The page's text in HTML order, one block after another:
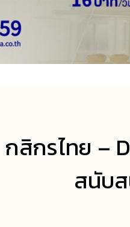
กสิกรไทย –
สนับ